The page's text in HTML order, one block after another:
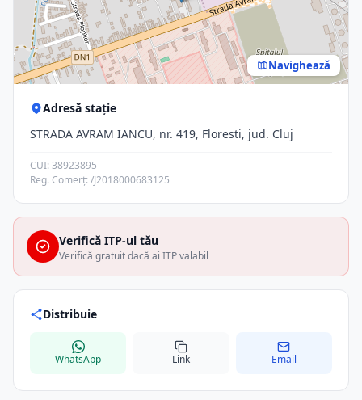
Navighează
Adresă stație
STRADA AVRAM IANCU, nr. 419, Floresti, jud. Cluj
CUI: 38923895
Reg. Comerț: /J2018000683125
Verifică ITP-ul tău
Verifică gratuit dacă ai ITP valabil
Distribuie
WhatsApp Link Email